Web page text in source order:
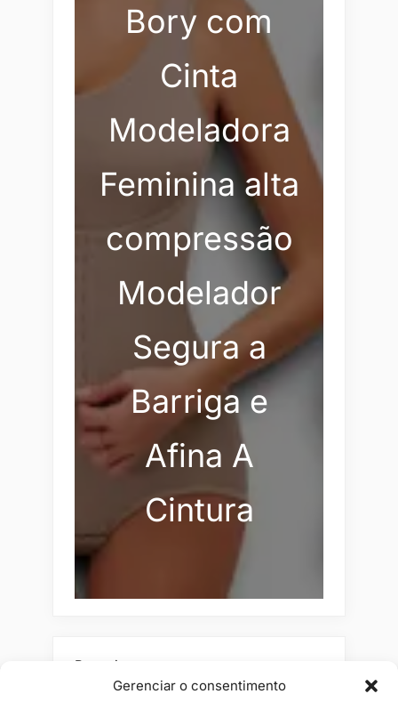
Gerenciar o consentimento
Bory com
Cinta
Modeladora
Feminina alta
compressão
Modelador
Segura a
Barriga e
Afina A
Cintura
Pesquisar